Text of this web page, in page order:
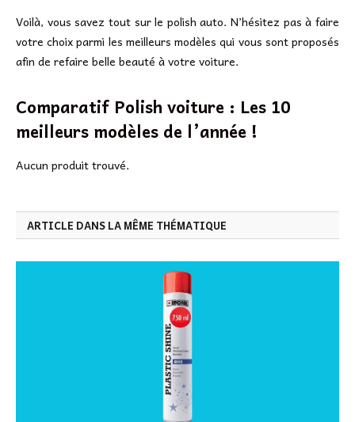
Voilà, vous savez tout sur le polish auto. N’hésitez pas à faire
votre choix parmi les meilleurs modèles qui vous sont proposés
afin de refaire belle beauté à votre voiture.
Comparatif Polish voiture : Les 10
meilleurs modèles de l’année !
Aucun produit trouvé.
ARTICLE DANS LA MÊME THÉMATIQUE